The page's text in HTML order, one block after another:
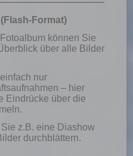
Format)
können Sie
über alle Bilder
nur
– hier
Eindrücke über die
z.B. eine Diashow
durchblättern.